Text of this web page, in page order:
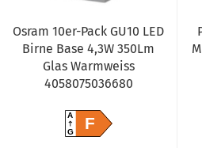
Osram 10er-Pack GU10 LED
Birne Base 4,3W 350Lm
Glas Warmweiss
4058075036680
A
GF